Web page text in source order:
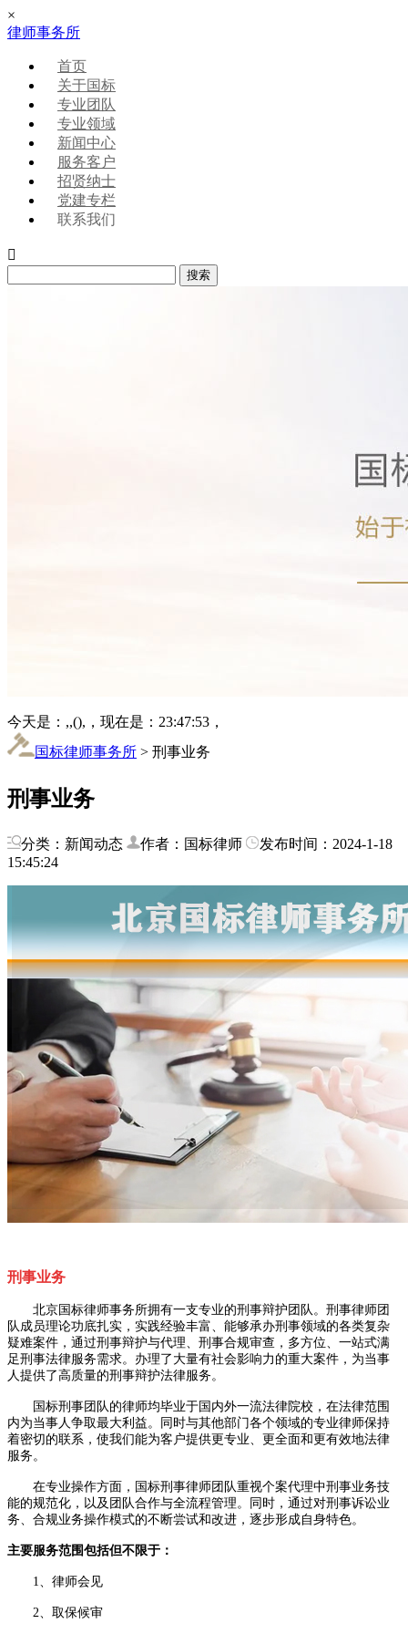
×
律师事务所
首页
关于国标
专业团队
专业领域
新闻中心
服务客户
招贤纳士
党建专栏
联系我们

今天是：,,(),，现在是：23:47:53，
国标律师事务所 > 刑事业务
刑事业务
分类：新闻动态 作者：国标律师
发布时间：2024-1-18
15:45:24
刑事业务
北京国标律师事务所拥有一支专业的刑事辩护团队。刑事律师团
队成员理论功底扎实，实践经验丰富、能够承办刑事领域的各类复杂
疑难案件，通过刑事辩护与代理、刑事合规审查，多方位、一站式满
足刑事法律服务需求。办理了大量有社会影响力的重大案件，为当事
人提供了高质量的刑事辩护法律服务。
国标刑事团队的律师均毕业于国内外一流法律院校，在法律范围
内为当事人争取最大利益。同时与其他部门各个领域的专业律师保持
着密切的联系，使我们能为客户提供更专业、更全面和更有效地法律
服务。
在专业操作方面，国标刑事律师团队重视个案代理中刑事业务技
能的规范化，以及团队合作与全流程管理。同时，通过对刑事诉讼业
务、合规业务操作模式的不断尝试和改进，逐步形成自身特色。
主要服务范围包括但不限于：
1、律师会见
2、取保候审